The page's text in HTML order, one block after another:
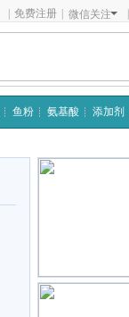
免费注册 微信关注
鱼粉 氨基酸 添加剂